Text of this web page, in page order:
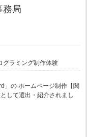
務局
グラミング制作体験
」の ホームページ制作【関
して選出・紹介されまし